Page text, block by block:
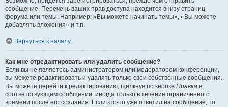
сообщение. Перечень ваших прав доступа находится внизу страниц
форума или темы. Например: «Вы можете начинать темы», «Вы можете
добавлять вложения» и т.п.
Вернуться к началу
Как мне отредактировать или удалить сообщение?
Если вы не являетесь администратором или модератором конференции,
вы можете редактировать и удалять только свои собственные сообщения.
Вы можете перейти к редактированию, щёлкнув по кнопке Правка в
соответствующем сообщении, иногда только в течение ограниченного
времени после его создания. Если кто-то уже ответил на сообщение, то